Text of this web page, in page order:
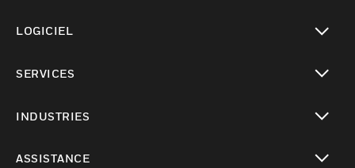
LOGICIEL
SERVICES
INDUSTRIES
ASSISTANCE